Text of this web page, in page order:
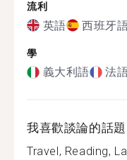
流利
英語 西班牙
學
義大利語 法
我喜歡談論的話題
Travel, Reading,